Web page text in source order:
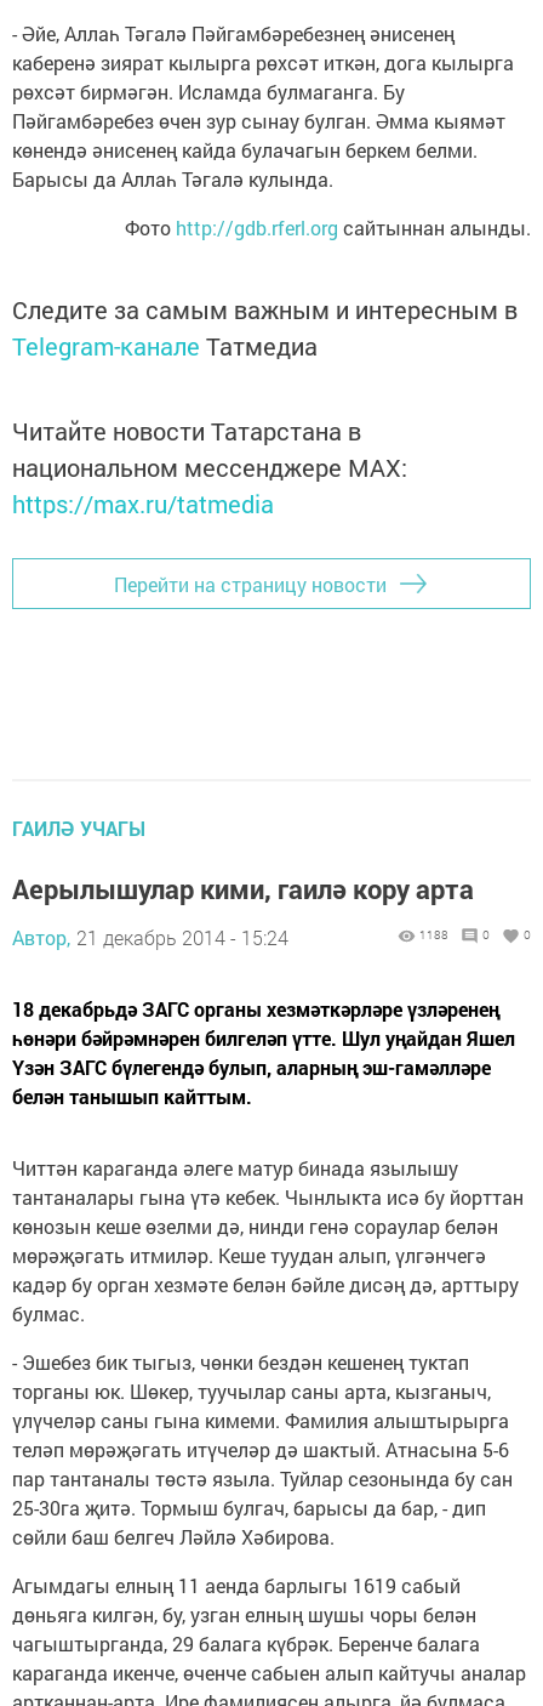
- Әйе, Аллаһ Тәгалә Пәйгамбәребезнең әнисенең
каберенә зиярат кылырга рөхсәт иткән, дога кылырга
рөхсәт бирмәгән. Исламда булмаганга. Бу
Пәйгамбәребез өчен зур сынау булган. Әмма кыямәт
көнендә әнисенең кайда булачагын беркем белми.
Барысы да Аллаһ Тәгалә кулында.
Фото http://gdb.rferl.org сайтыннан алынды.
Следите за самым важным и интересным в
Telegram-канале Татмедиа
Читайте новости Татарстана в
национальном мессенджере MАХ:
https://max.ru/tatmedia
Перейти на страницу новости
ГАИЛӘ УЧАГЫ
Аерылышулар кими, гаилә кору арта
Автор, 21 декабрь 2014 - 15:24 1188 0 0
18 декабрьдә ЗАГС органы хезмәткәрләре үзләренең
һөнәри бәйрәмнәрен билгеләп үтте. Шул уңайдан Яшел
Үзән ЗАГС бүлегендә булып, аларның эш-гамәлләре
белән танышып кайттым.
Читтән караганда әлеге матур бинада язылышу
тантаналары гына үтә кебек. Чынлыкта исә бу йорттан
көнозын кеше өзелми дә, нинди генә сораулар белән
мөрәҗәгать итмиләр. Кеше туудан алып, үлгәнчегә
кадәр бу орган хезмәте белән бәйле дисәң дә, арттыру
булмас.
- Эшебез бик тыгыз, чөнки бездән кешенең туктап
торганы юк. Шөкер, туучылар саны арта, кызганыч,
үлүчеләр саны гына кимеми. Фамилия алыштырырга
теләп мөрәҗәгать итүчеләр дә шактый. Атнасына 5-6
пар тантаналы төстә языла. Туйлар сезонында бу сан
25-30га җитә. Тормыш булгач, барысы да бар, - дип
сөйли баш белгеч Ләйлә Хәбирова.
Агымдагы елның 11 аенда барлыгы 1619 сабый
дөньяга килгән, бу, узган елның шушы чоры белән
чагыштырганда, 29 балага күбрәк. Беренче балага
караганда икенче, өченче сабыен алып кайтучы аналар